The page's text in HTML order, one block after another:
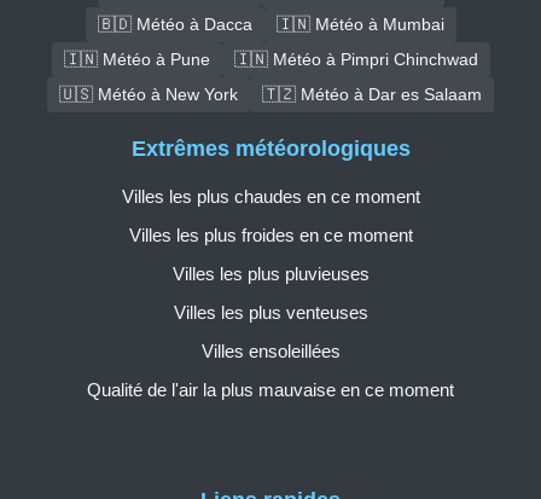
🇧🇩 Météo à Dacca
🇮🇳 Météo à Mumbai
🇮🇳 Météo à Pune
🇮🇳 Météo à Pimpri Chinchwad
🇺🇸 Météo à New York
🇹🇿 Météo à Dar es Salaam
Extrêmes météorologiques
Villes les plus chaudes en ce moment
Villes les plus froides en ce moment
Villes les plus pluvieuses
Villes les plus venteuses
Villes ensoleillées
Qualité de l'air la plus mauvaise en ce moment